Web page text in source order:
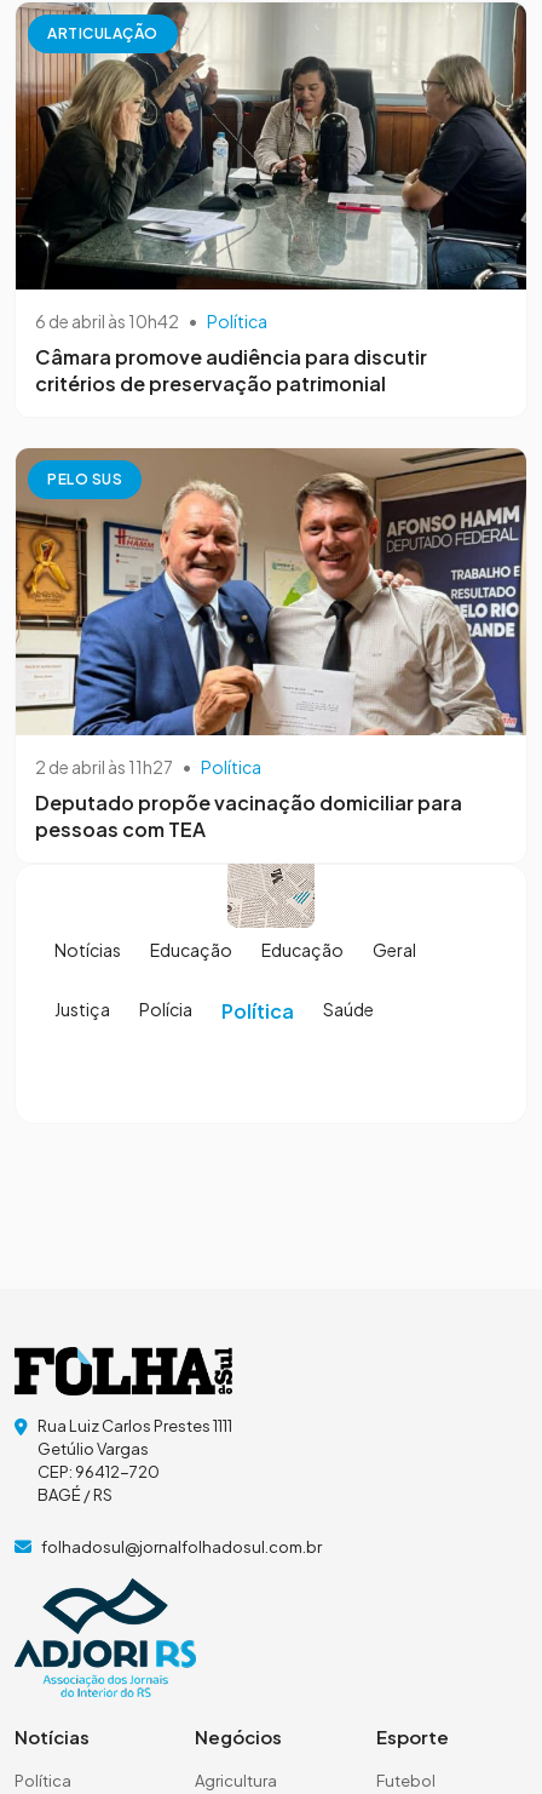
ARTICULAÇÃO
6 de abril às 10h42 • Política
Câmara promove audiência para discutir
critérios de preservação patrimonial
PELO SUS
2 de abril às 11h27 • Política
Deputado propõe vacinação domiciliar para
pessoas com TEA
Notícias Educação Educação Geral
Justiça Polícia Política Saúde
Rua Luiz Carlos Prestes 1111
Getúlio Vargas
CEP: 96412-720
BAGÉ / RS
folhadosul@jornalfolhadosul.com.br
Notícias
Política
Negócios
Agricultura
Esporte
Futebol